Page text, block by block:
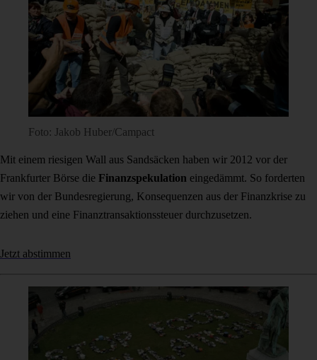
Foto: Jakob Huber/Campact
Mit einem riesigen Wall aus Sandsäcken haben wir 2012 vor der
Frankfurter Börse die Finanzspekulation eingedämmt. So forderten
wir von der Bundesregierung, Konsequenzen aus der Finanzkrise zu
ziehen und eine Finanztransaktionssteuer durchzusetzen.
Jetzt abstimmen